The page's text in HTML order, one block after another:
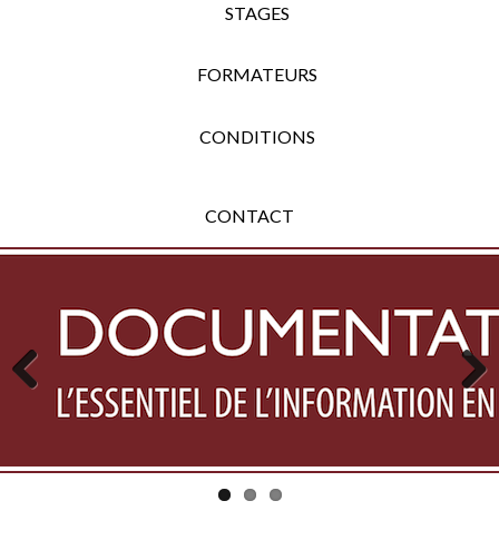
STAGES
FORMATEURS
CONDITIONS
CONTACT
Previous Next